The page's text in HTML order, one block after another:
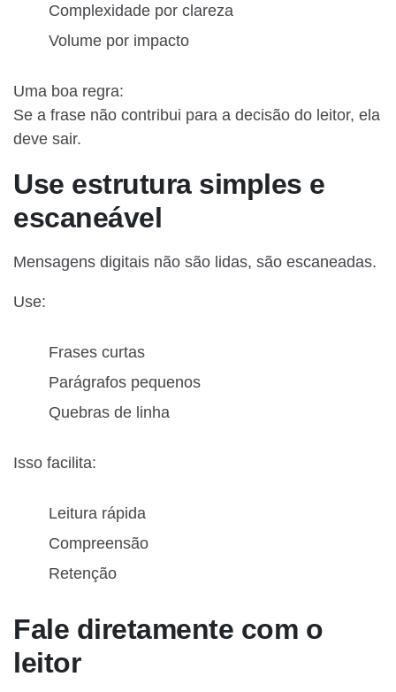
Complexidade por clareza
Volume por impacto
Uma boa regra:
Se a frase não contribui para a decisão do leitor, ela
deve sair.
Use estrutura simples e
escaneável
Mensagens digitais não são lidas, são escaneadas.
Use:
Frases curtas
Parágrafos pequenos
Quebras de linha
Isso facilita:
Leitura rápida
Compreensão
Retenção
Fale diretamente com o
leitor